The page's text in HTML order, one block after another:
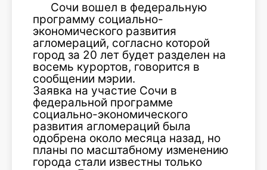
Сочи вошел в федеральную
программу социально-
экономического развития
агломераций, согласно которой
город за 20 лет будет разделен на
восемь курортов, говорится в
сообщении мэрии.
Заявка на участие Сочи в
федеральной программе
социально-экономического
развития агломераций была
одобрена около месяца назад, но
планы по масштабному изменению
города стали известны только